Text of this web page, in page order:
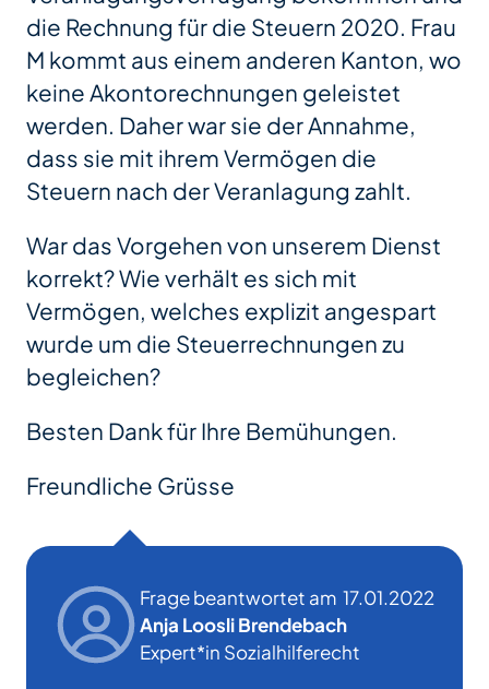
die Rechnung für die Steuern 2020. Frau
M kommt aus einem anderen Kanton, wo
keine Akontorechnungen geleistet
werden. Daher war sie der Annahme,
dass sie mit ihrem Vermögen die
Steuern nach der Veranlagung zahlt.
War das Vorgehen von unserem Dienst
korrekt? Wie verhält es sich mit
Vermögen, welches explizit angespart
wurde um die Steuerrechnungen zu
begleichen?
Besten Dank für Ihre Bemühungen.
Freundliche Grüsse
Frage beantwortet am 17.01.2022
Anja Loosli Brendebach
Expert*in Sozialhilferecht